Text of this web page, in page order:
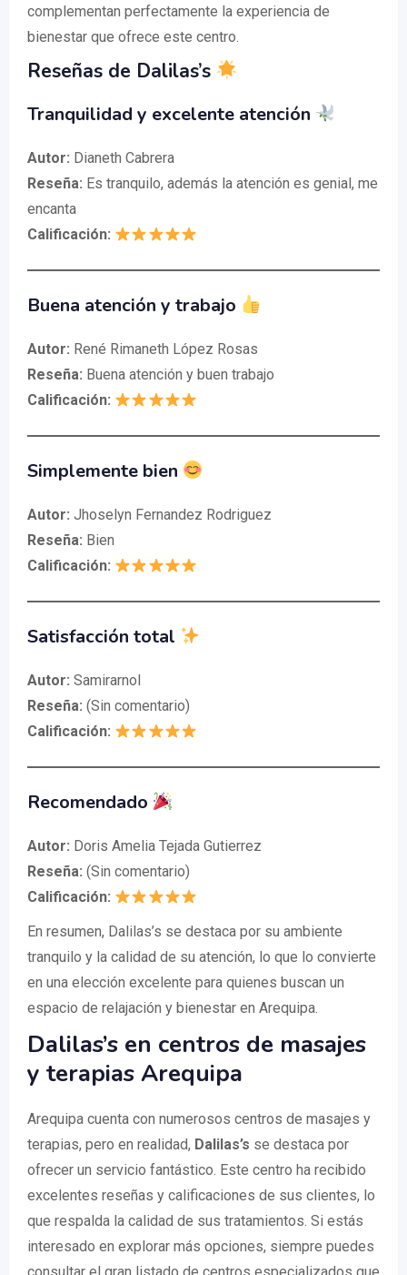
complementan perfectamente la experiencia de
bienestar que ofrece este centro.
Reseñas de Dalilas’s
Tranquilidad y excelente atención
Autor: Dianeth Cabrera
Reseña: Es tranquilo, además la atención es genial, me
encanta
Calificación:
Buena atención y trabajo
Autor: René Rimaneth López Rosas
Reseña: Buena atención y buen trabajo
Calificación:
Simplemente bien
Autor: Jhoselyn Fernandez Rodriguez
Reseña: Bien
Calificación:
Satisfacción total
Autor: Samirarnol
Reseña: (Sin comentario)
Calificación:
Recomendado
Autor: Doris Amelia Tejada Gutierrez
Reseña: (Sin comentario)
Calificación:
En resumen, Dalilas’s se destaca por su ambiente
tranquilo y la calidad de su atención, lo que lo convierte
en una elección excelente para quienes buscan un
espacio de relajación y bienestar en Arequipa.
Dalilas’s en centros de masajes
y terapias Arequipa
Arequipa cuenta con numerosos centros de masajes y
terapias, pero en realidad, Dalilas’s se destaca por
ofrecer un servicio fantástico. Este centro ha recibido
excelentes reseñas y calificaciones de sus clientes, lo
que respalda la calidad de sus tratamientos. Si estás
interesado en explorar más opciones, siempre puedes